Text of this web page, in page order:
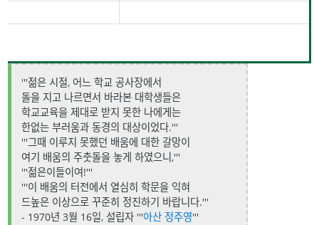
'''젊은 시절, 어느 학교 공사장에서
돌을 지고 나르면서 바라본 대학생들은
학교교육을 제대로 받지 못한 나에게는
한없는 부러움과 동경의 대상이었다.'''
'''그때 이루지 못했던 배움에 대한 갈망이
여기 배움의 주춧돌을 놓게 하였으니,'''
'''젊은이들이여!'''
'''이 배움의 터전에서 열심히 학문을 익혀
드높은 이상으로 꾸준히 정진하기 바랍니다.'''
- 1970년 3월 16일, 설립자 '''아산 정주영'''